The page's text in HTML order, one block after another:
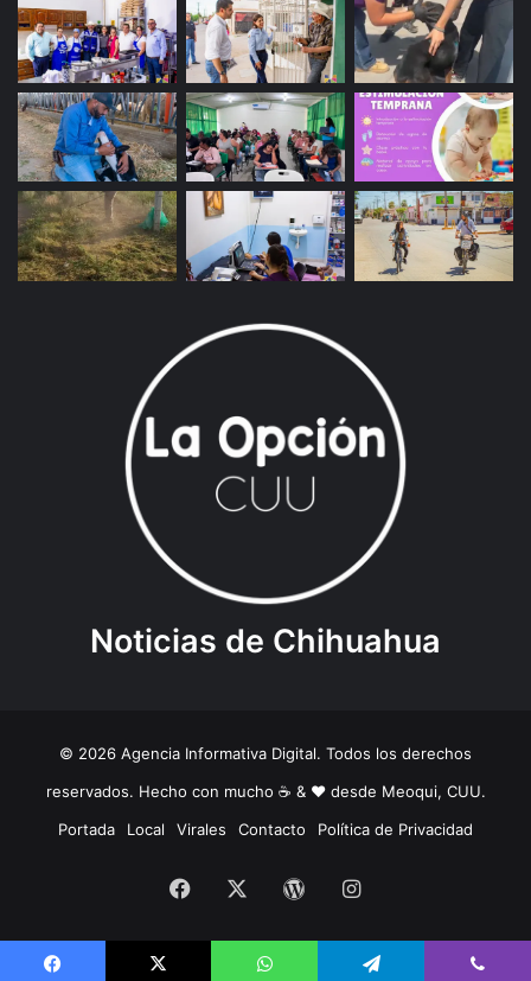
Noticias de Chihuahua
© 2026 Agencia Informativa Digital. Todos los derechos
reservados. Hecho con mucho ☕️ & ❤️ desde Meoqui, CUU.
Portada
Local Virales Contacto Política de Privacidad
Facebook WordPressInstagram